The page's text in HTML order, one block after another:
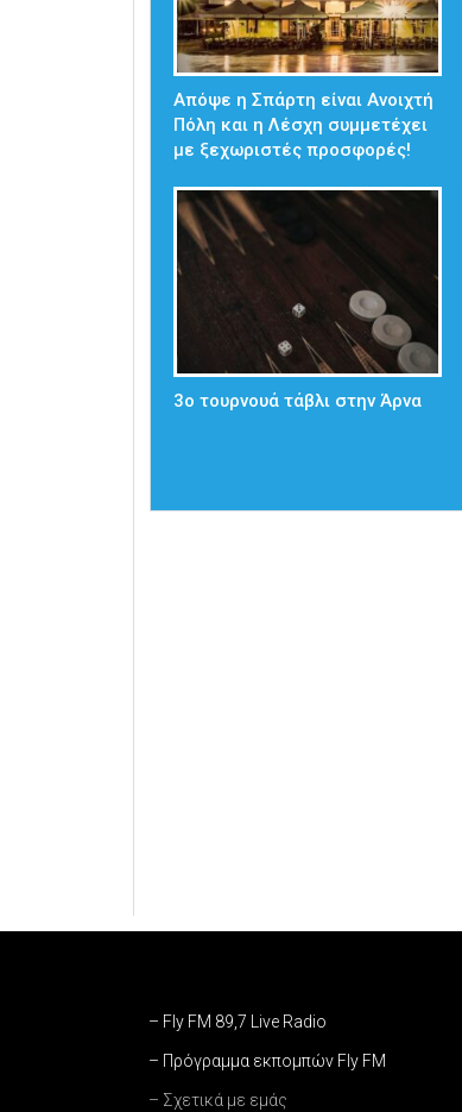
Απόψε η Σπάρτη είναι Ανοιχτή
Πόλη και η Λέσχη συμμετέχει
με ξεχωριστές προσφορές!
3ο τουρνουά τάβλι στην Άρνα
– Fly FM 89,7 Live Radio
– Πρόγραμμα εκπομπών Fly FM
– Σχετικά με εμάς